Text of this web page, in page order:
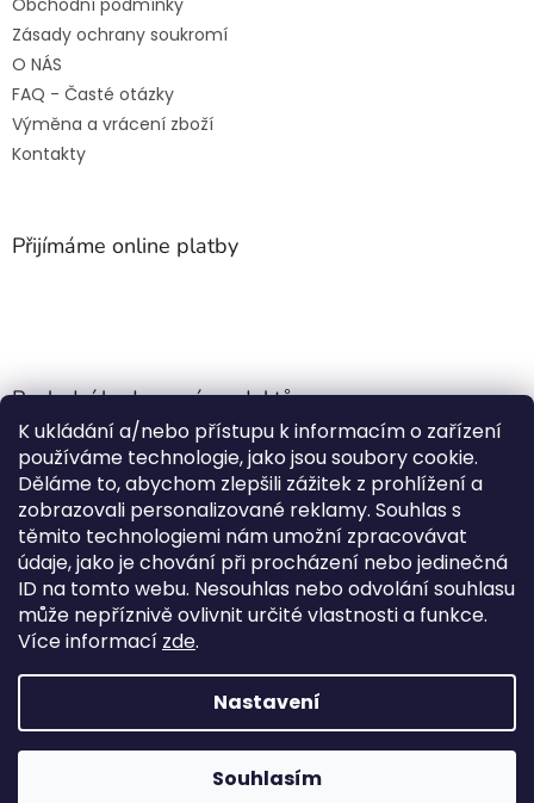
K ukládání a/nebo přístupu k informacím o zařízení
používáme technologie, jako jsou soubory cookie.
Děláme to, abychom zlepšili zážitek z prohlížení a
zobrazovali personalizované reklamy. Souhlas s
těmito technologiemi nám umožní zpracovávat
údaje, jako je chování při procházení nebo jedinečná
ID na tomto webu. Nesouhlas nebo odvolání souhlasu
může nepříznivě ovlivnit určité vlastnosti a funkce.
Více informací zde.
Nastavení
Souhlasím
Obchodní podmínky
Zásady ochrany soukromí
O NÁS
FAQ - Časté otázky
Výměna a vrácení zboží
Kontakty
Přijímáme online platby
Poslední hodnocení produktů
Jehla do nádrže k nezávislému topení
Hodnocení produktu je 5 z 5 hvězdiček.
| Martin Nevrlý
ano
Kempingové skládací křeslo Front Runner Expander Chair
Hodnocení produktu je 5 z 5 hvězdiček.
|
Vytvořil Shoptet
Outdoor-van. Všechna práva vyhrazena.